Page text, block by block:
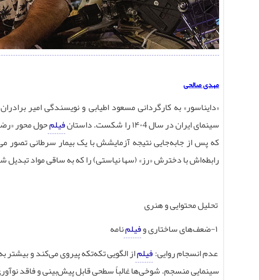
مهدی صالحی
«دایناسور» به کارگردانی مسعود اطیابی و نویسندگی امیر
سینمای ایران در سال۱۴۰4را شکست. داستانفیلمحول محور
که پس از جابه‌جایی نتیجه آزمایشش با یک بیمار سرطانی
رابطه‌اش با دخترش «رز» (سها نیاستی) را که به ساقی مواد تبدیل
تحلیل محتوایی و هنری
۱- ضعف‌های ساختاری وفیلم‌نامه
عدم انسجام روایی:فیلماز الگویی تکه‌تکه پیروی می‌کند و
سینمایی منسجم. شوخی‌ها غالباً سطحی قابل پیش‌بینی و فاقد